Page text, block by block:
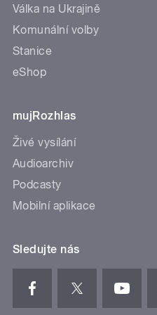
Válka na Ukrajině
Komunální volby
Stanice
eShop
mujRozhlas
Živé vysílání
Audioarchiv
Podcasty
Mobilní aplikace
Sledujte nás